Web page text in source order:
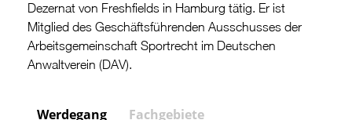
Dezernat von Freshfields in Hamburg tätig. Er ist
Mitglied des Geschäftsführenden Ausschusses der
Arbeitsgemeinschaft Sportrecht im Deutschen
Anwaltverein (DAV).
Werdegang Fachgebiete